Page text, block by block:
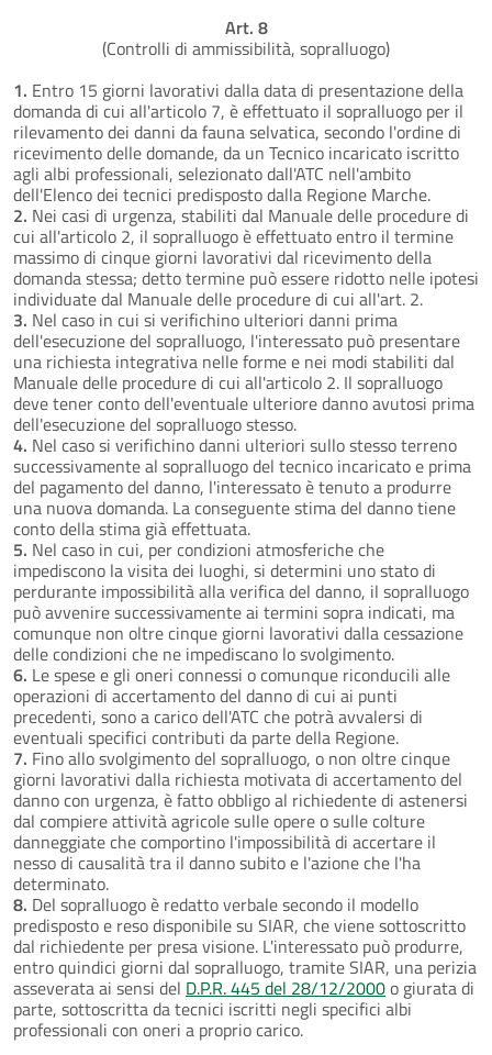
Art. 8
(Controlli di ammissibilità, sopralluogo)
1. Entro 15 giorni lavorativi dalla data di presentazione della
domanda di cui all'articolo 7, è effettuato il sopralluogo per il
rilevamento dei danni da fauna selvatica, secondo l'ordine di
ricevimento delle domande, da un Tecnico incaricato iscritto
agli albi professionali, selezionato dall'ATC nell'ambito
dell'Elenco dei tecnici predisposto dalla Regione Marche.
2. Nei casi di urgenza, stabiliti dal Manuale delle procedure di
cui all'articolo 2, il sopralluogo è effettuato entro il termine
massimo di cinque giorni lavorativi dal ricevimento della
domanda stessa; detto termine può essere ridotto nelle ipotesi
individuate dal Manuale delle procedure di cui all'art. 2.
3. Nel caso in cui si verifichino ulteriori danni prima
dell'esecuzione del sopralluogo, l'interessato può presentare
una richiesta integrativa nelle forme e nei modi stabiliti dal
Manuale delle procedure di cui all'articolo 2. Il sopralluogo
deve tener conto dell'eventuale ulteriore danno avutosi prima
dell'esecuzione del sopralluogo stesso.
4. Nel caso si verifichino danni ulteriori sullo stesso terreno
successivamente al sopralluogo del tecnico incaricato e prima
del pagamento del danno, l'interessato è tenuto a produrre
una nuova domanda. La conseguente stima del danno tiene
conto della stima già effettuata.
5. Nel caso in cui, per condizioni atmosferiche che
impediscono la visita dei luoghi, si determini uno stato di
perdurante impossibilità alla verifica del danno, il sopralluogo
può avvenire successivamente ai termini sopra indicati, ma
comunque non oltre cinque giorni lavorativi dalla cessazione
delle condizioni che ne impediscano lo svolgimento.
6. Le spese e gli oneri connessi o comunque riconducili alle
operazioni di accertamento del danno di cui ai punti
precedenti, sono a carico dell'ATC che potrà avvalersi di
eventuali specifici contributi da parte della Regione.
7. Fino allo svolgimento del sopralluogo, o non oltre cinque
giorni lavorativi dalla richiesta motivata di accertamento del
danno con urgenza, è fatto obbligo al richiedente di astenersi
dal compiere attività agricole sulle opere o sulle colture
danneggiate che comportino l'impossibilità di accertare il
nesso di causalità tra il danno subito e l'azione che l'ha
determinato.
8. Del sopralluogo è redatto verbale secondo il modello
predisposto e reso disponibile su SIAR, che viene sottoscritto
dal richiedente per presa visione. L'interessato può produrre,
entro quindici giorni dal sopralluogo, tramite SIAR, una perizia
asseverata ai sensi del D.P.R. 445 del 28/12/2000o giurata di
parte, sottoscritta da tecnici iscritti negli specifici albi
professionali con oneri a proprio carico.